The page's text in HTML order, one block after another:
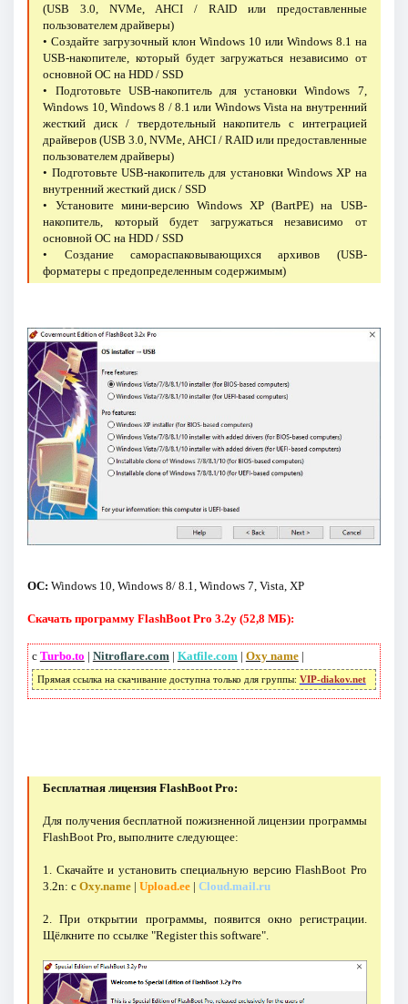
(USB 3.0, NVMe, AHCI / RAID или предоставленные
пользователем драйверы)
• Создайте загрузочный клон Windows 10 или Windows 8.1 на
USB-накопителе, который будет загружаться независимо от
основной ОС на HDD / SSD
• Подготовьте USB-накопитель для установки Windows 7,
Windows 10, Windows 8 / 8.1 или Windows Vista на внутренний
жесткий диск / твердотельный накопитель с интеграцией
драйверов (USB 3.0, NVMe, AHCI / RAID или предоставленные
пользователем драйверы)
• Подготовьте USB-накопитель для установки Windows XP на
внутренний жесткий диск / SSD
• Установите мини-версию Windows XP (BartPE) на USB-
накопитель, который будет загружаться независимо от
основной ОС на HDD / SSD
• Создание самораспаковывающихся архивов (USB-
форматеры с предопределенным содержимым)
ОС: Windows 10, Windows 8/ 8.1, Windows 7, Vista, XP
Скачать программу FlashBoot Pro 3.2y (52,8 МБ):
с Turbo.to | Nitroflare.com | Katfile.com | Oxy name|
Прямая ссылка на скачивание доступна только для группы: VIP-diakov.net
Бесплатная лицензия FlashBoot Pro:
Для получения бесплатной пожизненной лицензии программы
FlashBoot Pro, выполните следующее:
1. Скачайте и установить специальную версию FlashBoot Pro
3.2n:сOxy.name |Upload.ee |Cloud.mail.ru
2. При открытии программы, появится окно регистрации.
Щёлкните по ссылке "Register this software".